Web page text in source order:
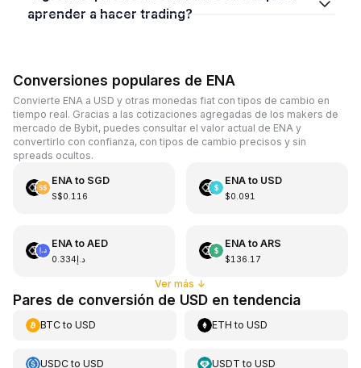
aprender a hacer trading?
Conversiones populares de ENA
Convierte ENA a USD y otras monedas fiat con tipos de cambio en
tiempo real. Gracias a las cotizaciones agregadas de los makers de
mercado de Bybit, puedes consultar el valor actual de ENA y
convertirlo con confianza, con tipos de cambio precisos y sin
spreads ocultos.
ENAto SGD
S$0.116
ENAto USD
$0.091
ENAto AED
د.إ0.334
ENAto ARS
$136.17
Ver más ↓
Pares de conversión de USD en tendencia
BTCto USD ETH toUSD
USDCto USD USDT toUSD